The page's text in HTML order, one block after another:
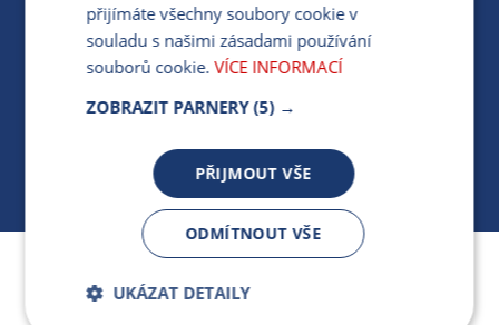
Jsme součástí skupiny ARMEX a členem Asociace
nezávislých dodavatelů energií.
MÁM DOTAZ KE STÁVAJÍCÍ SMLOUVĚ
412 154 154
PO-PÁ 7:30-17:00
přijímáte všechny soubory cookie v
souladu s našimi zásadami používání
souborů cookie. VÍCE INFORMACÍ
ZOBRAZIT PARNERY (5) →
PŘIJMOUT VŠE
ODMÍTNOUT VŠE
UKÁZAT DETAILY